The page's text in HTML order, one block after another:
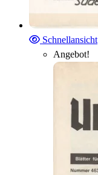
Schnellansicht
Angebot!